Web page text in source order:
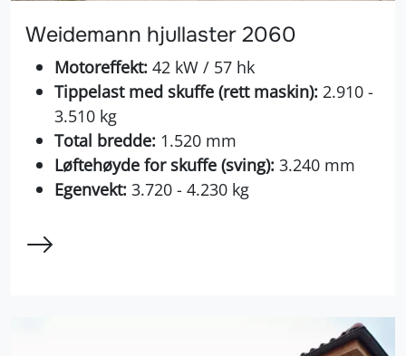
Weidemann hjullaster 2060
Motoreffekt: 42 kW / 57 hk
Tippelast med skuffe (rett maskin): 2.910 -
3.510 kg
Total bredde: 1.520 mm
Løftehøyde for skuffe (sving): 3.240 mm
Egenvekt: 3.720 - 4.230 kg